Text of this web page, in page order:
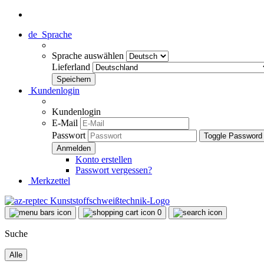
de Sprache
Sprache auswählen
Lieferland
Kundenlogin
Kundenlogin
E-Mail
Passwort
Toggle
Konto erstellen
Passwort vergessen?
Merkzettel
0
Suche
Alle